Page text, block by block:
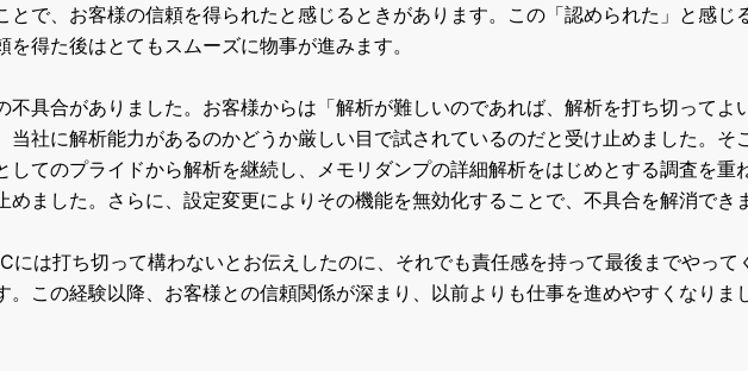
とで、お客様の信頼を得られたと感じるときがあります。この「認められた」と感じ
得た後はとてもスムーズに物事が進みます。
不具合がありました。お客様からは「解析が難しいのであれば、解析を打ち切ってよ
当社に解析能力があるのかどうか厳しい目で試されているのだと受け止めました。そ
してのプライドから解析を継続し、メモリダンプの詳細解析をはじめとする調査を重
ました。さらに、設定変更によりその機能を無効化することで、不具合を解消でき
には打ち切って構わないとお伝えしたのに、それでも責任感を持って最後までやって
この経験以降、お客様との信頼関係が深まり、以前よりも仕事を進めやすくなりま